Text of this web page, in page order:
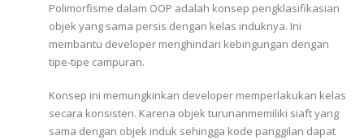
Polimorfisme dalam OOP adalah konsep pengklasifikasian
objek yang sama persis dengan kelas induknya. Ini
membantu developer menghindari kebingungan dengan
tipe-tipe campuran.
Konsep ini memungkinkan developer memperlakukan kelas
secara konsisten. Karena objek turunanmemiliki siaft yang
sama dengan objek induk sehingga kode panggilan dapat